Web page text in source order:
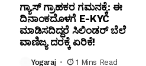
ಗ್ಯಾಸ್ ಗ್ರಾಹಕರ ಗಮನಕ್ಕೆ: ಈ
ದಿನಾಂಕದೊಳಗೆ E-KYC
ಮಾಡಿಸದಿದ್ದರೆ ಸಿಲಿಂಡರ್ ಬೆಲೆ
ವಾಣಿಜ್ಯ ದರಕ್ಕೆ ಏರಿಕೆ!
Yogaraj 1 Mins Read